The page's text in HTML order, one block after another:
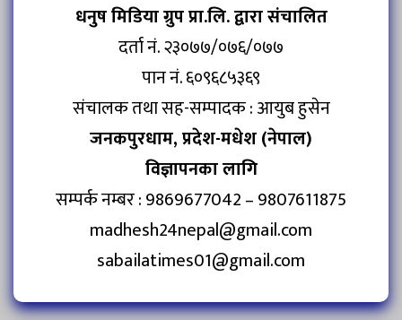
धनुष मिडिया ग्रुप प्रा.लि. द्वारा संचालित
दर्ता नं. २३०७७/०७६/०७७
पान नं. ६०९६८५३६९
संचालक तथा सह-सम्पादक : आयुब हुसेन
जनकपुरधाम, प्रदेश-मधेश (नेपाल)
विज्ञापनका लागि
सम्पर्क नम्बर : 9869677042 – 9807611875
madhesh24nepal@gmail.com
sabailatimes01@gmail.com